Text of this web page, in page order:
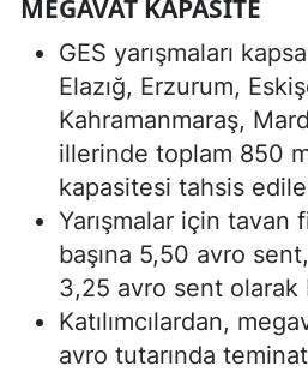
MEGAVAT KAPASITE
GES yarışmaları
Elazığ, Erzurum,
Kahramanmaraş,
illerinde toplam 850
kapasitesi tahsis
Yarışmalar için tavan
başına 5,50 avro
3,25 avro sent olarak
Katılımcılardan,
avro tutarında